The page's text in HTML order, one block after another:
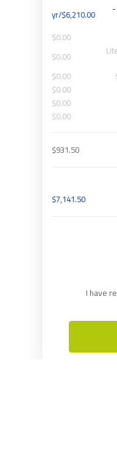
-
$6,210.00/yr
$0.00
$0.00
$0.00
$0.00
$0.00
$0.00
$931.50
$7,141.50
I have